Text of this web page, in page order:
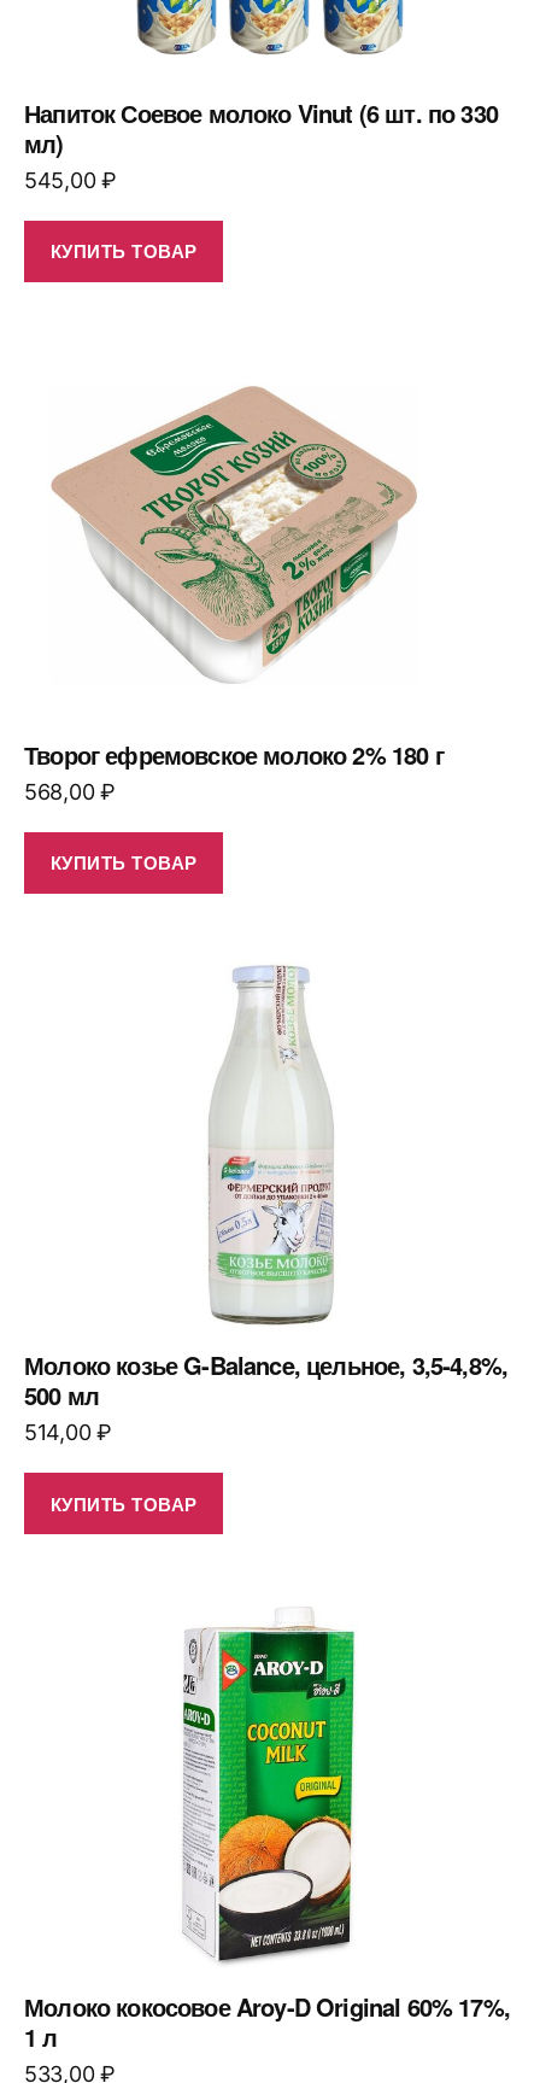
Напиток Соевое молоко Vinut (6 шт. по 330
мл)
545,00₽
КУПИТЬ ТОВАР
Творог ефремовское молоко 2% 180 г
568,00₽
КУПИТЬ ТОВАР
Молоко козье G-Balance, цельное, 3,5-4,8%,
500 мл
514,00₽
КУПИТЬ ТОВАР
Молоко кокосовое Aroy-D Original 60% 17%,
1 л
533,00₽